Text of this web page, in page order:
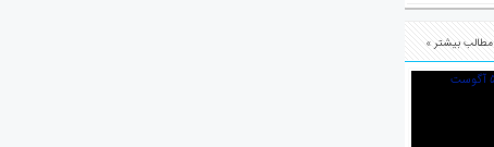
مطالب بیشتر »